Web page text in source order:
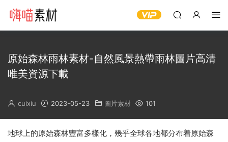
原始森林雨林素材-自然風景熱帶雨林圖片高清
唯美資源下載
cuixiu 2023-05-23 圖片素材 101
地球上的原始森林豐富多樣化，幾乎全球各地都分布着原始森